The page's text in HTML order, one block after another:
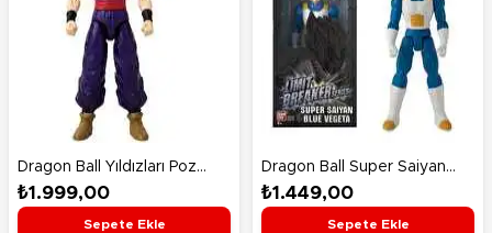
Dragon Ball Yıldızları Poz
Verilebilir Fi̇gürleri̇ 16 Cm
Ultimate Gohan
₺1.999,00
Sepete Ekle
Dragon Ball Super Saiyan
Blue Vegeta Figür 30 Cm
₺1.449,00
Sepete Ekle